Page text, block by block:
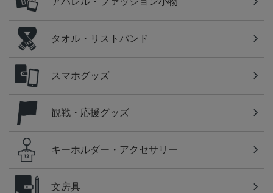
タオル・リストバンド
スマホグッズ
観戦・応援グッズ
キーホルダー・アクセサリー
文房具